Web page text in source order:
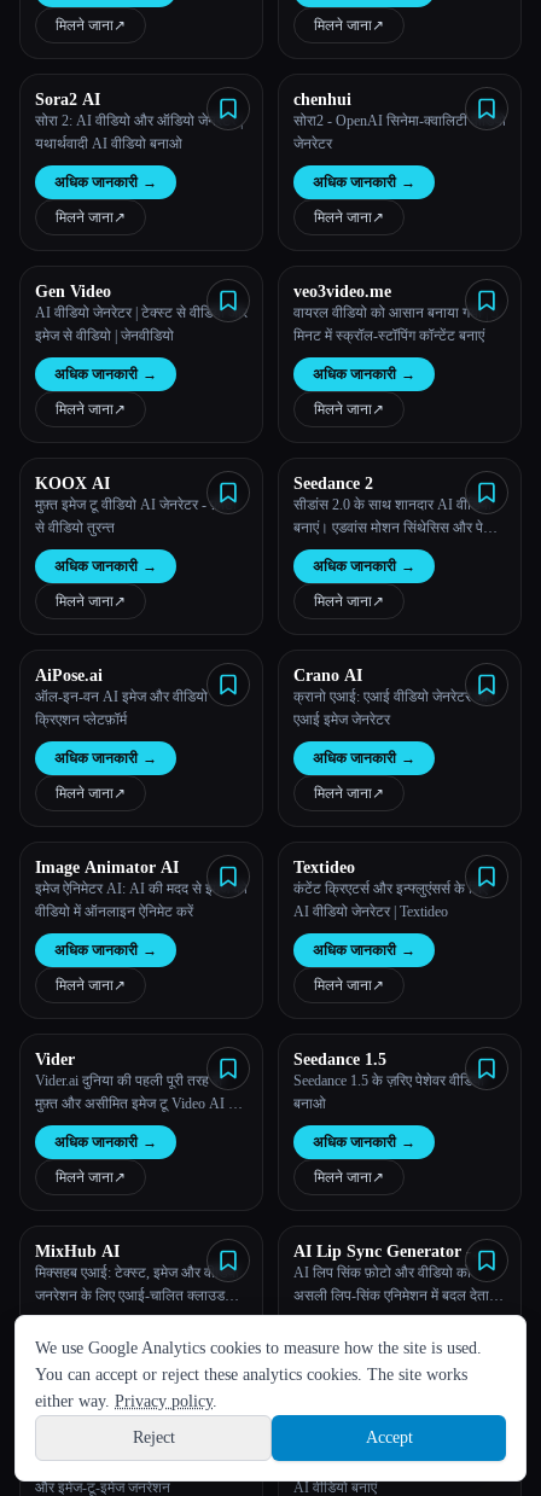
भाषा
English español Français Русский 简体中文
Hindi
Sign up
मिलने जाना↗︎ मिलने जाना↗︎
Sora2 AI
सोरा 2: AI वीडियो और ऑडियो जेनरेटर |
यथार्थवादी AI वीडियो बनाओ
अधिक जानकारी →
मिलने जाना↗︎
chenhui
सोरा2 - OpenAI सिनेमा-क्वालिटी वीडियो
जेनरेटर
अधिक जानकारी →
मिलने जाना↗︎
Gen Video
AI वीडियो जेनरेटर | टेक्स्ट से वीडियो और
इमेज से वीडियो | जेनवीडियो
अधिक जानकारी →
मिलने जाना↗︎
veo3video.me
वायरल वीडियो को आसान बनाया गया | 3
मिनट में स्क्रॉल-स्टॉपिंग कॉन्टेंट बनाएं
अधिक जानकारी →
मिलने जाना↗︎
KOOX AI
मुफ़्त इमेज टू वीडियो AI जेनरेटर - फ़ोटो
से वीडियो तुरन्त
अधिक जानकारी →
मिलने जाना↗︎
Seedance 2
सीडांस 2.0 के साथ शानदार AI वीडियो
बनाएं। एडवांस मोशन सिंथेसिस और पेशेवर
क्वालिटी के साथ इमेज और टेक्स्ट को
सिनेमाई वीडियो में ट्रांसफ़ॉर्म करें।
अधिक जानकारी →
मिलने जाना↗︎
AiPose.ai
ऑल-इन-वन AI इमेज और वीडियो
क्रिएशन प्लेटफ़ॉर्म
अधिक जानकारी →
मिलने जाना↗︎
Crano AI
क्रानो एआई: एआई वीडियो जेनरेटर और
एआई इमेज जेनरेटर
अधिक जानकारी →
मिलने जाना↗︎
Image Animator AI
इमेज ऐनिमेटर AI: AI की मदद से इमेज को
वीडियो में ऑनलाइन ऐनिमेट करें
अधिक जानकारी →
मिलने जाना↗︎
Textideo
कंटेंट क्रिएटर्स और इन्फ्लुएंसर्स के लिए
AI वीडियो जेनरेटर | Textideo
अधिक जानकारी →
मिलने जाना↗︎
Vider
Vider.ai दुनिया की पहली पूरी तरह से
मुफ़्त और असीमित इमेज टू Video AI है,
जो तेज़, सहज और आसान वीडियो बनाने
का अनुभव करता है!
अधिक जानकारी →
मिलने जाना↗︎
Seedance 1.5
Seedance 1.5 के ज़रिए पेशेवर वीडियो
बनाओ
अधिक जानकारी →
मिलने जाना↗︎
MixHub AI
मिक्सहब एआई: टेक्स्ट, इमेज और वीडियो
जनरेशन के लिए एआई-चालित क्लाउड
प्लेटफ़ॉर्म के साथ अंतहीन रचनात्मक
संभावनाओं को अनलॉक करना
मिलने जाना↗︎
AI Lip Sync Generator -
Photo lip,Singing photo
AI लिप सिंक फ़ोटो और वीडियो को
असली लिप-सिंक एनिमेशन में बदल देता है,
जो AI द्वारा संचालित होता है।
मिलने जाना↗︎
पेशेवर इमेज-टू-वीडियो, टेक्स्ट-टू-वीडियो
और इमेज-टू-इमेज जनरेशन
Free Video Generator
मुफ़्त वीडियो जेनरेटर - LTX-2 के ज़रिए
AI वीडियो बनाएं
We use Google Analytics cookies to measure how the site is used.
You can accept or reject these analytics cookies. The site works
either way. Privacy policy.
Reject
Accept